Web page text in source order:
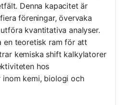
Denna kapacitet är
föreningar, övervaka
kvantitativa analyser.
en teoretisk ram för att
kemiska shift kalkylatorer
hos
kemi, biologi och